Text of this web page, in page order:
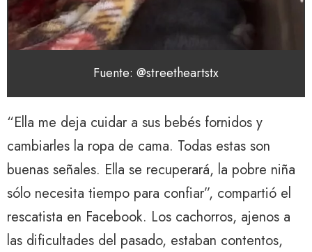
Fuente: @streetheartstx
“Ella me deja cuidar a sus bebés fornidos y
cambiarles la ropa de cama. Todas estas son
buenas señales. Ella se recuperará, la pobre niña
sólo necesita tiempo para confiar”, compartió el
rescatista en Facebook. Los cachorros, ajenos a
las dificultades del pasado, estaban contentos,